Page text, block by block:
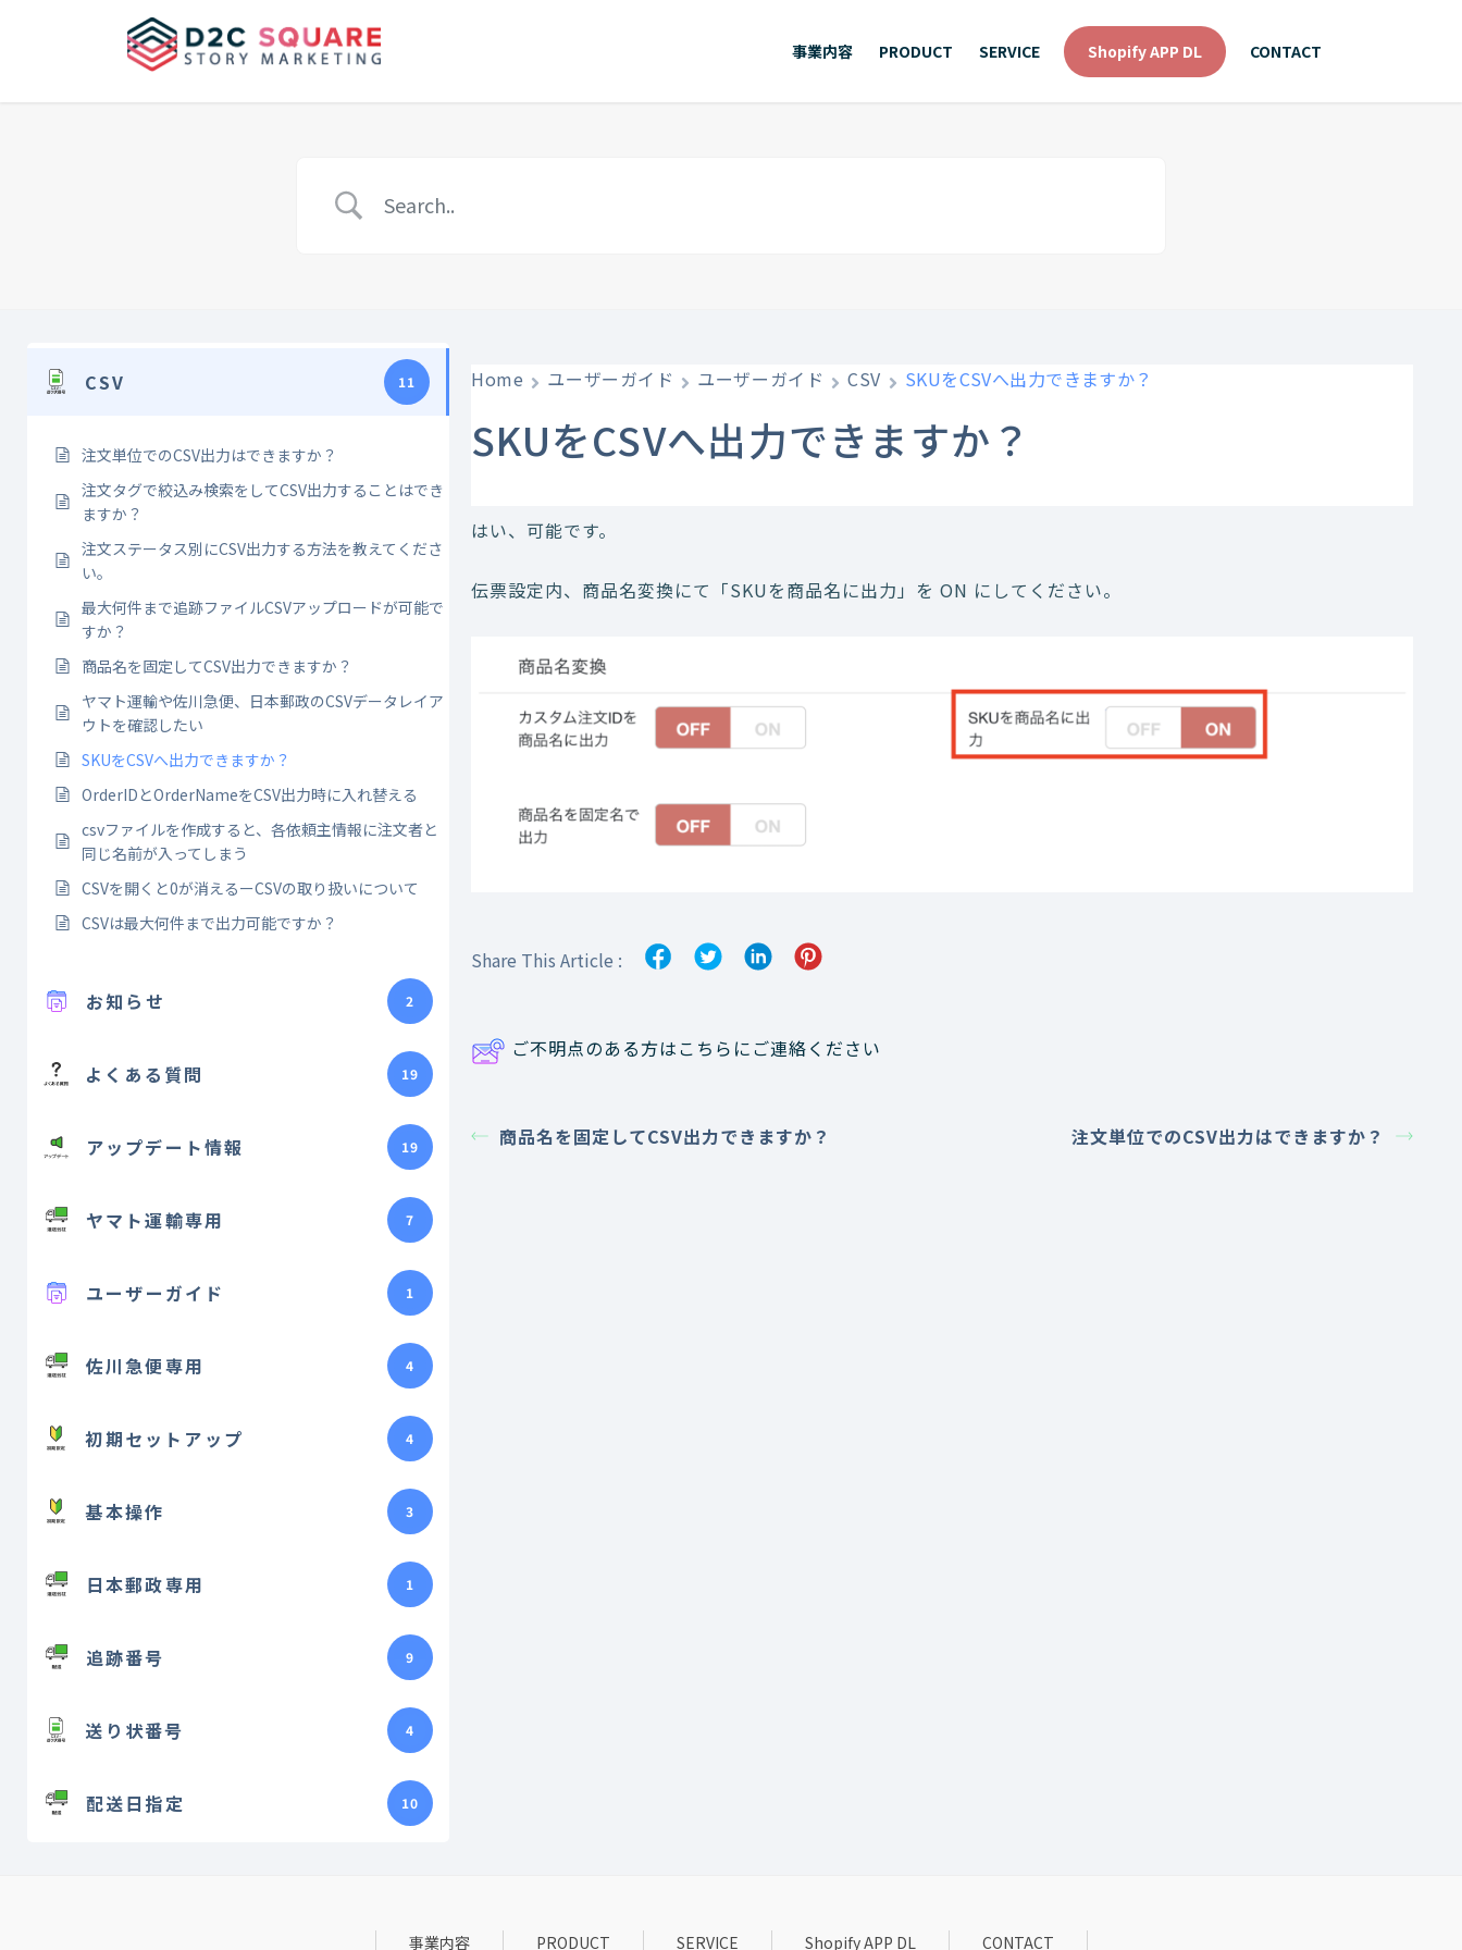
事業内容 PRODUCT SERVICE Shopify APP DL CONTACT
CSV 11
注文単位でのCSV出力はできますか？
注文タグで絞込み検索をしてCSV出力することはでき
ますか？
注文ステータス別にCSV出力する方法を教えてくださ
い。
最大何件まで追跡ファイルCSVアップロードが可能で
すか？
商品名を固定してCSV出力できますか？
ヤマト運輸や佐川急便、日本郵政のCSVデータレイア
ウトを確認したい
SKUをCSVへ出力できますか？
OrderIDとOrderNameをCSV出力時に入れ替える
csvファイルを作成すると、各依頼主情報に注文者と
同じ名前が入ってしまう
CSVを開くと0が消えるーCSVの取り扱いについて
CSVは最大何件まで出力可能ですか？
お知らせ 2
よくある質問 19
アップデート情報 19
ヤマト運輸専用 7
ユーザーガイド 1
佐川急便専用 4
初期セットアップ 4
基本操作 3
日本郵政専用 1
追跡番号 9
送り状番号 4
配送日指定 10
Home ユーザーガイド ユーザーガイド CSV SKUをCSVへ出力できますか？
SKUをCSVへ出力できますか？
はい、可能です。
伝票設定内、商品名変換にて「SKUを商品名に出力」を ON にしてください。
Share This Article :
ご不明点のある方はこちらにご連絡ください
商品名を固定してCSV出力できますか？ 注文単位でのCSV出力はできますか？
事業内容 PRODUCT SERVICE Shopify APP DL CONTACT